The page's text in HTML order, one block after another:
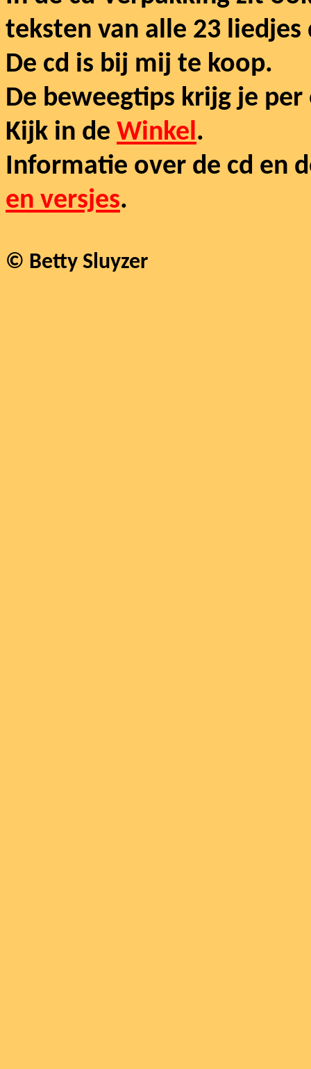
teksten van alle 23 liedjes
De cd is bij mij te koop.
De beweegtips krijg je
Kijk in de Winkel.
Informatie over de cd en
en versjes.
© Betty Sluyzer